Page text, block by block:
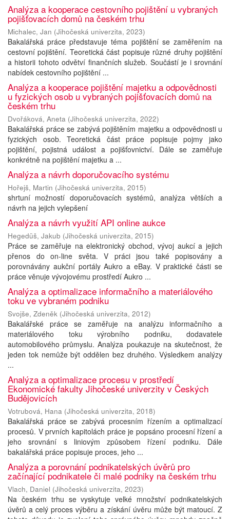
Analýza a kooperace cestovního pojištění u vybraných
pojišťovacích domů na českém trhu
Michalec, Jan (Jihočeská univerzita, 2023)
Bakalářská práce představuje téma pojištění se zaměřením na
cestovní pojištění. Teoretická část popisuje různé druhy pojištění
a historii tohoto odvětví finančních služeb. Součástí je i srovnání
nabídek cestovního pojištění ...
Analýza a kooperace pojištění majetku a odpovědnosti
u fyzických osob u vybraných pojišťovacích domů na
českém trhu
Dvořáková, Aneta (Jihočeská univerzita, 2022)
Bakalářská práce se zabývá pojištěním majetku a odpovědnosti u
fyzických osob. Teoretická část práce popisuje pojmy jako
pojištění, pojistná událost a pojišťovnictví. Dále se zaměřuje
konkrétně na pojištění majetku a ...
Analýza a návrh doporučovacího systému
Hořejš, Martin (Jihočeská univerzita, 2015)
shrtuní možností doporučovacích systémů, analýza větších a
návrh na jejich vylepšení
Analýza a návrh využití API online aukce
Hegedüš, Jakub (Jihočeská univerzita, 2015)
Práce se zaměřuje na elektronický obchod, vývoj aukcí a jejich
přenos do on-line světa. V práci jsou také popisovány a
porovnávány aukční portály Aukro a eBay. V praktické části se
práce věnuje vývojovému prostředí Aukro ...
Analýza a optimalizace informačního a materiálového
toku ve vybraném podniku
Svojše, Zdeněk (Jihočeská univerzita, 2012)
Bakalářské práce se zaměřuje na analýzu informačního a
materiálového toku výrobního podniku, dodavatele
automobilového průmyslu. Analýza poukazuje na skutečnost, že
jeden tok nemůže být oddělen bez druhého. Výsledkem analýzy
...
Analýza a optimalizace procesu v prostředí
Ekonomické fakulty Jihočeské univerzity v Českých
Budějovicích
Votrubová, Hana (Jihočeská univerzita, 2018)
Bakalářská práce se zabývá procesním řízením a optimalizací
procesů. V prvních kapitolách práce je popsáno procesní řízení a
jeho srovnání s liniovým způsobem řízení podniku. Dále
bakalářská práce popisuje proces, jeho ...
Analýza a porovnání podnikatelských úvěrů pro
začínající podnikatele či malé podniky na českém trhu
Vlach, Daniel (Jihočeská univerzita, 2023)
Na českém trhu se vyskytuje velké množství podnikatelských
úvěrů a celý proces výběru a získání úvěru může být matoucí. Z